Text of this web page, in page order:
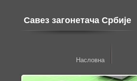
Савез загонетача Србије
Насловна